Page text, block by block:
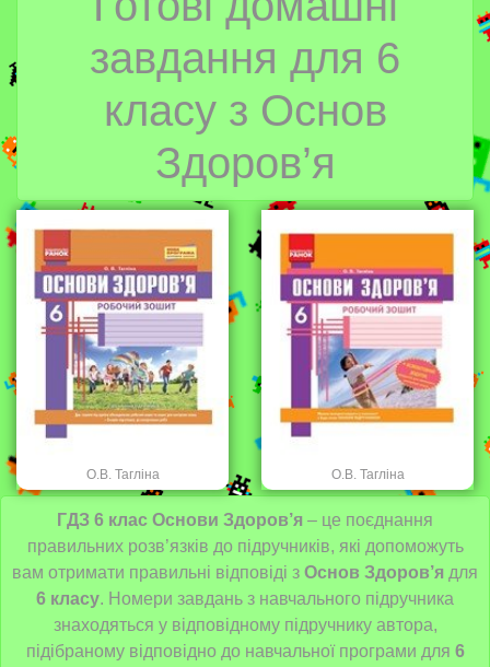
завдання для 6
класу з Основ
Здоров’я
О.В. Тагліна О.В. Тагліна
ГДЗ 6 клас Основи Здоров’я – це поєднання
правильних розв’язків до підручників, які допоможуть
вам отримати правильні відповіді з Основ Здоров’я для
6 класу. Номери завдань з навчального підручника
знаходяться у відповідному підручнику автора,
підібраному відповідно до навчальної програми для 6